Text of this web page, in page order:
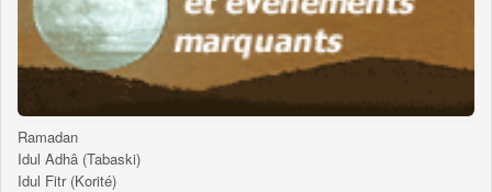
Ramadan
Idul Adhâ (Tabaski)
Idul Fitr (Korité)